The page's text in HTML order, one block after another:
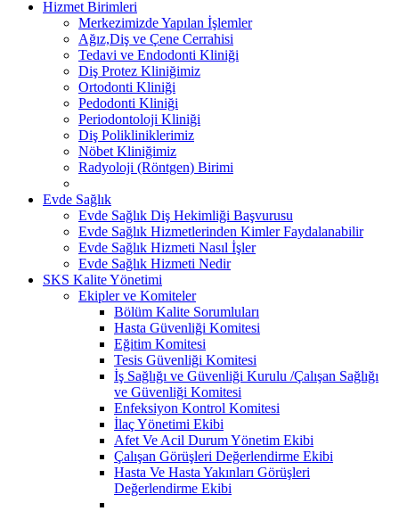
Hizmet Birimleri
Merkezimizde Yapılan İşlemler
Ağız,Diş ve Çene Cerrahisi
Tedavi ve Endodonti Kliniği
Diş Protez Kliniğimiz
Ortodonti Kliniği
Pedodonti Kliniği
Periodontoloji Kliniği
Diş Polikliniklerimiz
Nöbet Kliniğimiz
Radyoloji (Röntgen) Birimi
Evde Sağlık
Evde Sağlık Diş Hekimliği Başvurusu
Evde Sağlık Hizmetlerinden Kimler Faydalanabilir
Evde Sağlık Hizmeti Nasıl İşler
Evde Sağlık Hizmeti Nedir
SKS Kalite Yönetimi
Ekipler ve Komiteler
Bölüm Kalite Sorumluları
Hasta Güvenliği Komitesi
Eğitim Komitesi
Tesis Güvenliği Komitesi
İş Sağlığı ve Güvenliği Kurulu /Çalışan Sağlığı
ve Güvenliği Komitesi
Enfeksiyon Kontrol Komitesi
İlaç Yönetimi Ekibi
Afet Ve Acil Durum Yönetim Ekibi
Çalışan Görüşleri Değerlendirme Ekibi
Hasta Ve Hasta Yakınları Görüşleri
Değerlendirme Ekibi